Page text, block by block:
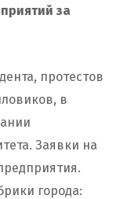
за
протестов
в
Заявки на
города: